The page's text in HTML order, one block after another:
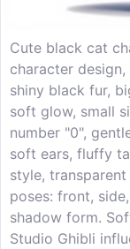
Cute black cat
character
shiny black fur,
soft glow, small
number "0",
soft ears, fluffy
style,
poses: front,
shadow form.
Studio Ghibli